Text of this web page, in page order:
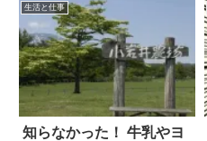
生活と仕事
知らなかった！ 牛乳やヨ